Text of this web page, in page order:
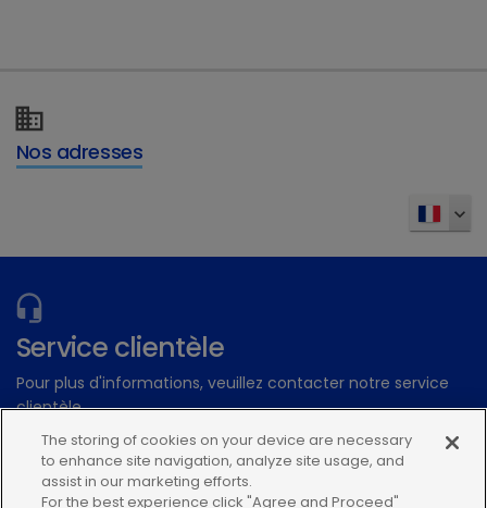
Nos adresses
Service clientèle
Pour plus d'informations, veuillez contacter notre service
clientèle
Contactez-nous par email
ou par tél. au 01 30 48 71 40
The storing of cookies on your device are necessary
to enhance site navigation, analyze site usage, and
assist in our marketing efforts.
For the best experience click "Agree and Proceed"